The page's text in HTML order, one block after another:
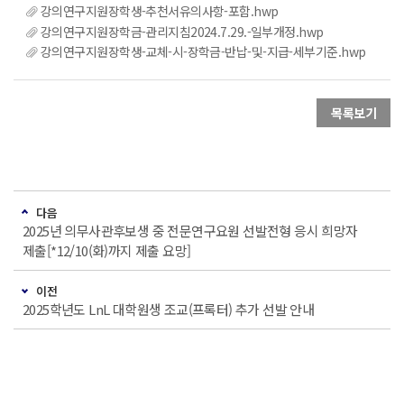
강의연구지원장학생-추천서유의사항-포함.hwp
강의연구지원장학금-관리지침2024.7.29.-일부개정.hwp
강의연구지원장학생-교체-시-장학금-반납-및-지급-세부기준.hwp
목록보기
다음
2025년 의무사관후보생 중 전문연구요원 선발전형 응시 희망자
제출[*12/10(화)까지 제출 요망]
이전
2025학년도 LnL 대학원생 조교(프록터) 추가 선발 안내